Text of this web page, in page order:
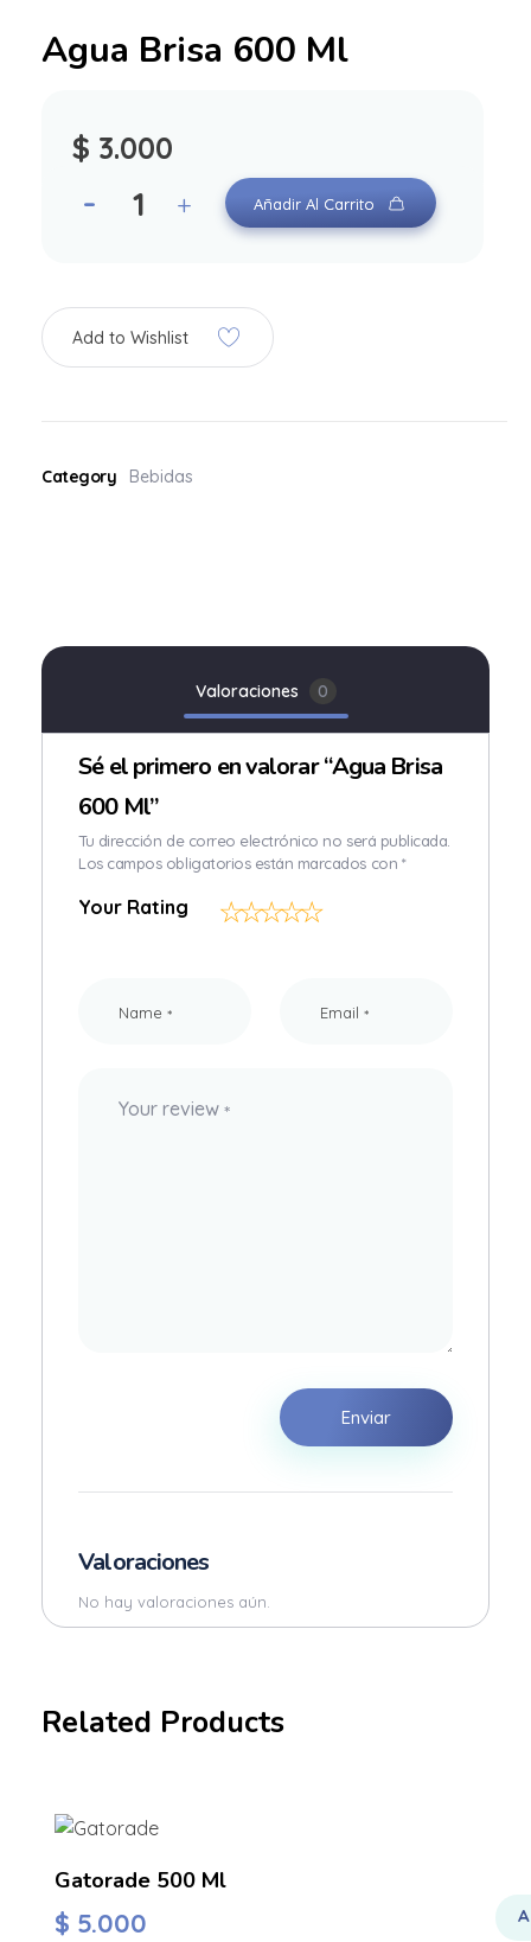
Agua Brisa 600 Ml
$ 3.000
Añadir Al Carrito
Add to Wishlist
Category Bebidas
Valoraciones 0
Valoraciones
No hay valoraciones aún.
Sé el primero en valorar “Agua Brisa
600 Ml”
Tu dirección de correo electrónico no será publicada.
Los campos obligatorios están marcados con *
Name* Email *
Your Rating
Your review*
Related Products
Gatorade 500 Ml
$ 5.000